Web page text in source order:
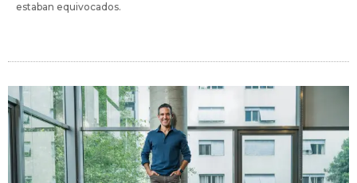
estaban equivocados.